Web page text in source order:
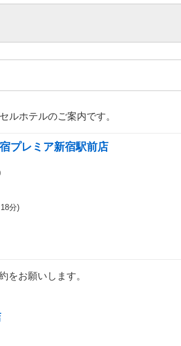
ルホテルのご案内です。
プレミア新宿駅前店
分)
をお願いします。